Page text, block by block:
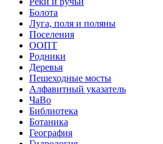
Болота
Луга, поля и поляны
Поселения
ООПТ
Родники
Деревья
Пешеходные мосты
Алфавитный указатель
ЧаВо
Библиотека
Ботаника
География